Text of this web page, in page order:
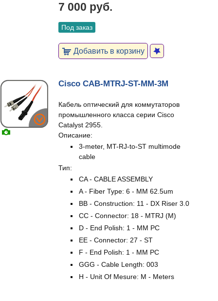
7 000 руб.
Под заказ
Добавить в корзину
Cisco CAB-MTRJ-ST-MM-3M
Кабель оптический для коммутаторов
промышленного класса серии Cisco
Catalyst 2955.
Описание:
3-meter, MT-RJ-to-ST multimode
cable
Тип:
CA - CABLE ASSEMBLY
A - Fiber Type: 6 - MM 62.5um
BB - Construction: 11 - DX Riser 3.0
CC - Connector: 18 - MTRJ (M)
D - End Polish: 1 - MM PC
EE - Connector: 27 - ST
F - End Polish: 1 - MM PC
GGG - Cable Length: 003
H - Unit Of Mesure: M - Meters